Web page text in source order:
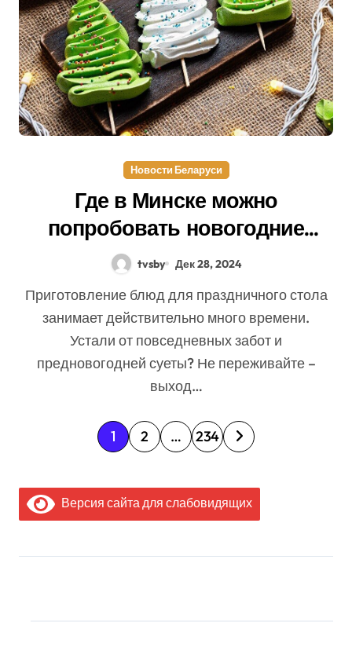
Новости Беларуси
Где в Минске можно
попробовать новогодние
десерты и блюда.
Рассказываем о местах и
ценах
tvsby Дек 28, 2024
Приготовление блюд для праздничного стола
занимает действительно много времени.
Устали от повседневных забот и
предновогодней суеты? Не переживайте –
выход…
П
г
н
1 2 … 234
Версия сайта для слабовидящих